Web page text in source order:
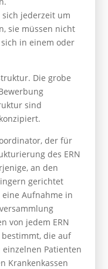
jederzeit um
sie müssen nicht
sich in einem oder
Die grobe
sind
der für
des ERN
an den
gerichtet
Aufnahme in
von jedem ERN
die auf
Patienten
Krankenkassen